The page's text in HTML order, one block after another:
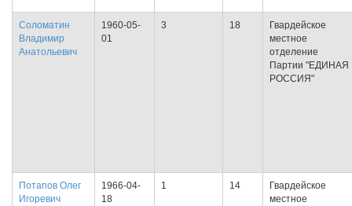
Соломатин
Владимир
Анатольевич
1960-05-
01
3 18
Гвардейское
местное
отделение
Партии "ЕДИНАЯ
РОССИЯ"
Потапов Олег
Игоревич
1966-04-
18
1 14
Гвардейское
местное